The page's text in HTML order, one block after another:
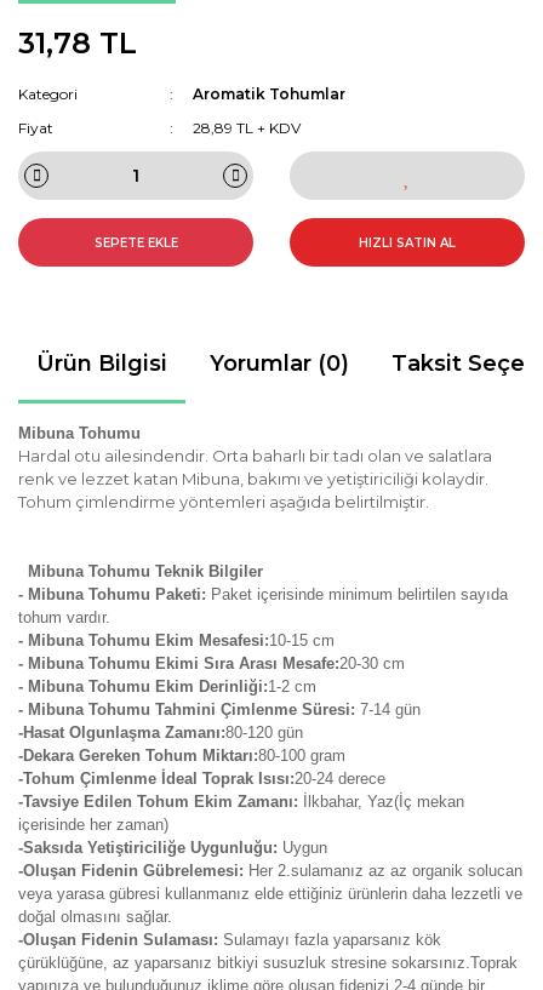
31,78 TL
Kategori
Aromatik Tohumlar
Fiyat
28,89 TL + KDV
SEPETE EKLE HIZLI SATIN AL
Ürün Bilgisi Yorumlar (0) Taksit
Mibuna Tohumu
Hardal otu ailesindendir. Orta baharlı bir tadı olan ve salatlara
renk ve lezzet katan Mibuna, bakımı ve yetiştiriciliği kolaydir.
Tohum çimlendirme yöntemleri aşağıda belirtilmiştir.
Mibuna Tohumu Teknik Bilgiler
- Mibuna Tohumu Paketi: Paket içerisinde minimum belirtilen sayıda
tohum vardır.
- Mibuna Tohumu Ekim Mesafesi:10-15 cm
- Mibuna Tohumu Ekimi Sıra Arası Mesafe:20-30 cm
- Mibuna Tohumu Ekim Derinliği:1-2 cm
- Mibuna Tohumu Tahmini Çimlenme Süresi: 7-14 gün
-Hasat Olgunlaşma Zamanı:80-120 gün
-Dekara Gereken Tohum Miktarı:80-100 gram
-Tohum Çimlenme İdeal Toprak Isısı:20-24 derece
-Tavsiye Edilen Tohum Ekim Zamanı:
İlkbahar, Yaz(İç mekan
içerisinde her zaman)
-Saksıda Yetiştiriciliğe Uygunluğu: Uygun
-Oluşan Fidenin Gübrelemesi: Her 2.sulamanız az az organik solucan
veya yarasa gübresi kullanmanız elde ettiğiniz ürünlerin daha lezzetli ve
doğal olmasını sağlar.
-Oluşan Fidenin Sulaması: Sulamayı fazla yaparsanız kök
çürüklüğüne, az yaparsanız bitkiyi susuzluk stresine sokarsınız.Toprak
yapınıza ve bulunduğunuz iklime göre oluşan fidenizi 2-4 günde bir